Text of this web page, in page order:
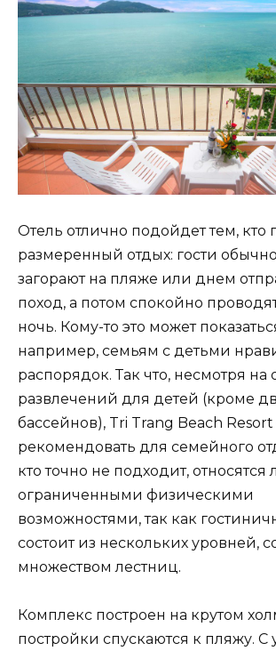
Отель отлично подойдет тем, кто
размеренный отдых: гости
загорают на пляже или днем
поход, а потом спокойно
ночь. Кому-то это может
например, семьям с детьми
распорядок. Так что, несмотря на
развлечений для детей (кроме
бассейнов), Tri Trang Beach
рекомендовать для семейного
кто точно не подходит,
ограниченными физическими
возможностями, так как
состоит из нескольких уровней,
множеством лестниц.
Комплекс построен на крутом
постройки спускаются к пляжу. С